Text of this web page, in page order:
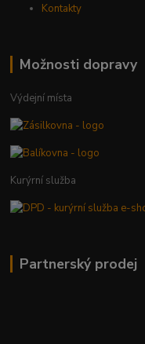
Kontakty
Možnosti dopravy
Výdejní místa
Kurýrní služba
Partnerský prodej